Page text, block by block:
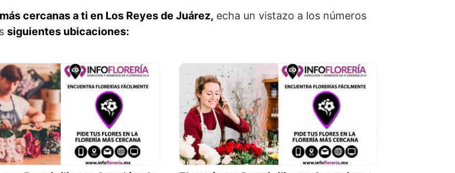
cercanas a ti en Los Reyes de Juárez, echa un vistazo a los números
siguientes ubicaciones: